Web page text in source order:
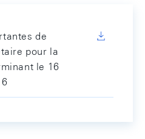
de
pour la
le 16